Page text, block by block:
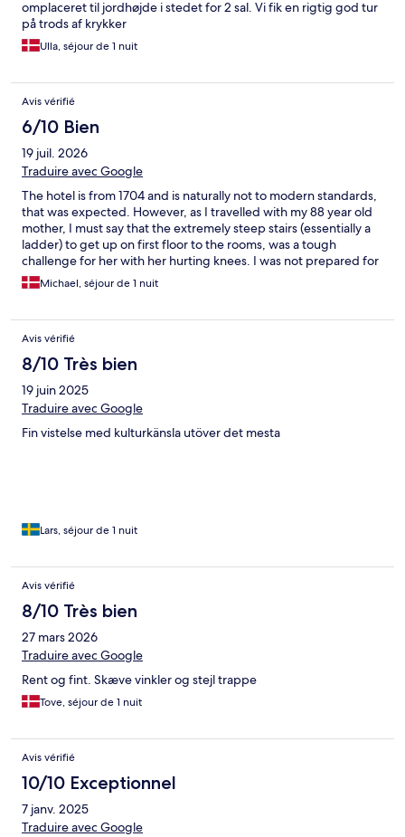
omplaceret til jordhøjde i stedet for 2 sal. Vi fik en rigtig god tur
på trods af krykker
Ulla, séjour de 1 nuit
Avis vérifié
6/10 Bien
19 juil. 2026
Traduire avec Google
The hotel is from 1704 and is naturally not to modern standards,
that was expected. However, as I travelled with my 88 year old
mother, I must say that the extremely steep stairs (essentially a
ladder) to get up on first floor to the rooms, was a tough
challenge for her with her hurting knees. I was not prepared for
one shared bathroom between the ten rooms. That could be
me missing that info during the booking process. The doors
old hotel, but as you pay for a hotel room, one does not expect
to be exposed to the farting noises of the neighbours of the
hotel. Overall, certainly an experience. That said, I would not
recommend this hotel to people with any sort of disability, nor to
families where carrying family members are required.
Michael, séjour de 1 nuit
Avis vérifié
8/10 Très bien
19 juin 2025
Traduire avec Google
Fin vistelse med kulturkänsla utöver det mesta
Lars, séjour de 1 nuit
Avis vérifié
8/10 Très bien
27 mars 2026
Traduire avec Google
Rent og fint. Skæve vinkler og stejl trappe
Tove, séjour de 1 nuit
Avis vérifié
10/10 Exceptionnel
7 janv. 2025
Traduire avec Google